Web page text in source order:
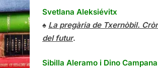
Svetlana Aleksiévitx
♠ La pregària de Txernòbil.
del futur.
Sibilla Aleramo i Dino Campana